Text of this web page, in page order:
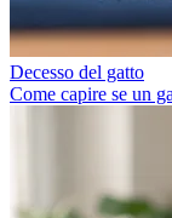
Decesso del gatto
Come capire se un